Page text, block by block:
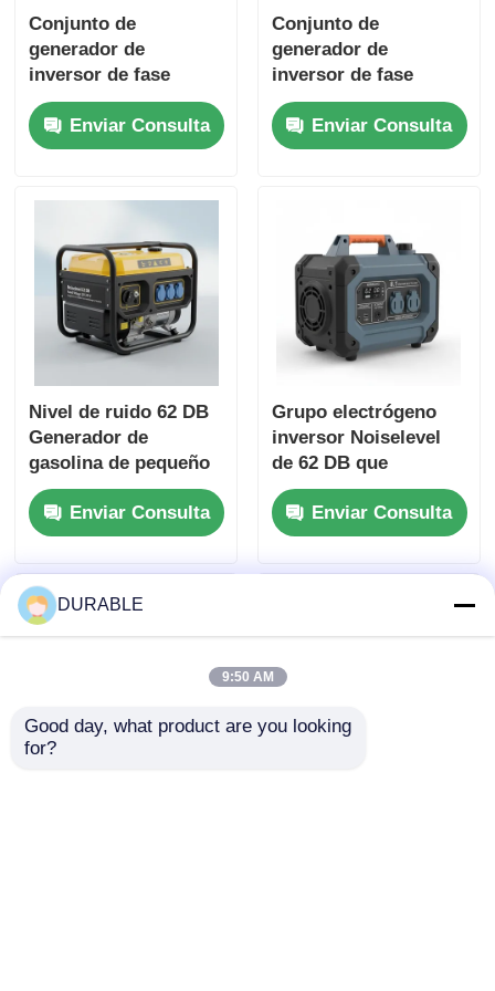
Conjunto de
generador de
inversor de fase
única de 532 ml con
cargador USB
DC5V1A Fuente de
de emergencia
Enviar Consulta
Conjunto de
generador de
inversor de fase
única de inicio de
retroceso con nivel
de ruido de 62 DB
emergencia
Enviar Consulta
Nivel de ruido 62 DB
Generador de
gasolina de pequeño
tamaño de voltaje
nominal 120 240 V
Fuente de energía
libre y situaciones de
emergencia
Enviar Consulta
Grupo electrógeno
inversor Noiselevel
de 62 DB que
proporciona 8,1 horas
de funcionamiento a
carga completa y
aplicaciones móviles
Enviar Consulta
DURABLE
9:50 AM
Good day, what product are you looking
for?